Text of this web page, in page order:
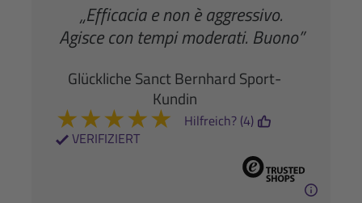
„Efficacia e non è aggressivo.
Agisce con tempi moderati. Buono”
Glückliche Sanct Bernhard Sport-
Kundin
★★★★★
VERIFIZIERT
Hilfreich? (4)